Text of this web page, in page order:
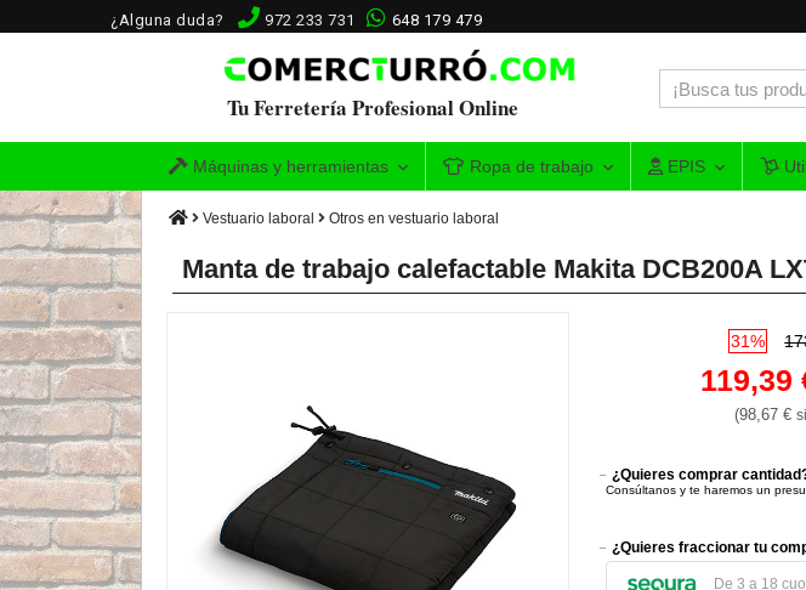
¿Alguna duda? 972 233 731 648 179 479
Tu Ferretería Profesional Online
Máquinas y herramientas Ropa de trabajo EPIS
Vestuario laboral Otros en vestuario laboral
Manta de trabajo calefactable Makita DCB200A
31%
119,39
(98,67 €
¿Quieres comprar
Consúltanos y te haremos un
¿Quieres fraccionar tu
De 3 a 18